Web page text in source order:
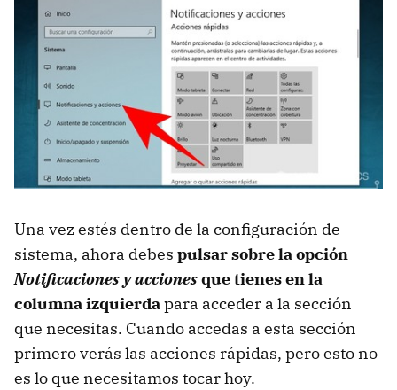
Una vez estés dentro de la configuración de
sistema, ahora debes pulsar sobre la opción
Notificaciones y accionesque tienes en la
columna izquierdapara acceder a la sección
que necesitas. Cuando accedas a esta sección
primero verás las acciones rápidas, pero esto no
es lo que necesitamos tocar hoy.